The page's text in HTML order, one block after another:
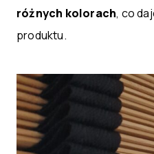
różnych kolorach, co
produktu.